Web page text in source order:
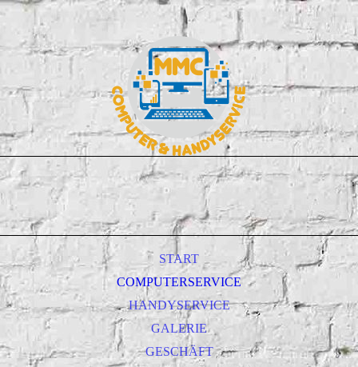
START
COMPUTERSERVICE
HANDYSERVICE
GALERIE
GESCHÄFT